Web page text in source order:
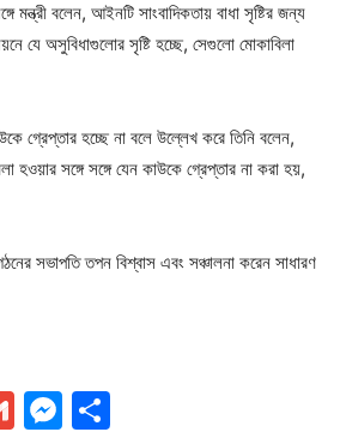
মন্ত্রী বলেন, আইনটি সাংবাদিকতায় বাধা সৃষ্টির জন্য
যে অসুবিধাগুলোর সৃষ্টি হচ্ছে, সেগুলো মোকাবিলা
হচ্ছে না বলে উল্লেখ করে তিনি বলেন,
হওয়ার সঙ্গে সঙ্গে যেন কাউকে গ্রেপ্তার না করা হয়,
সভাপতি তপন বিশ্বাস এবং সঞ্চালনা করেন সাধারণ
GmailMessenger